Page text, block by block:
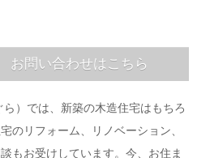
お問い合わせはこちら
）では、新築の木造住宅はもちろ
のリフォーム、リノベーション、
もお受けしています。今、お住ま